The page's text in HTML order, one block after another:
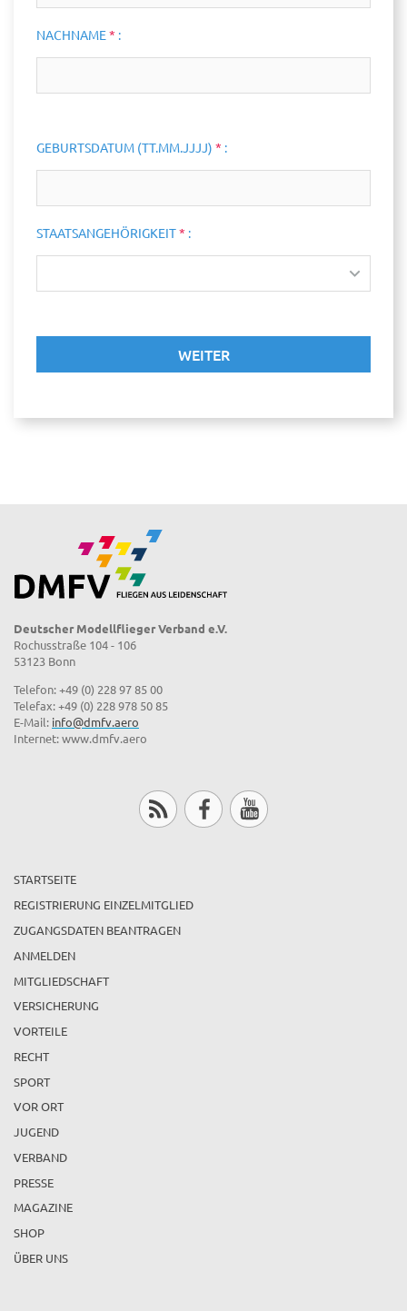
NACHNAME* :
GEBURTSDATUM (TT.MM.JJJJ) * :
STAATSANGEHÖRIGKEIT* :
Deutscher Modellflieger Verband e.V.
Rochusstraße 104 - 106
53123 Bonn
Telefon: +49 (0) 228 97 85 00
Telefax: +49 (0) 228 978 50 85
E-Mail: info@dmfv.aero
Internet: www.dmfv.aero
STARTSEITE
REGISTRIERUNG EINZELMITGLIED
ZUGANGSDATEN BEANTRAGEN
ANMELDEN
MITGLIEDSCHAFT
VERSICHERUNG
VORTEILE
RECHT
SPORT
VOR ORT
JUGEND
VERBAND
PRESSE
MAGAZINE
SHOP
ÜBER UNS